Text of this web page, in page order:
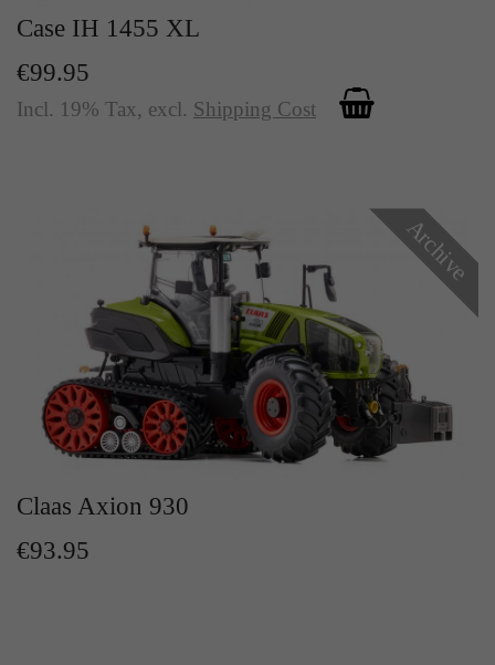
Case IH 1455 XL
€99.95
Incl. 19% Tax, excl. Shipping Cost
Archive
Claas Axion 930
€93.95